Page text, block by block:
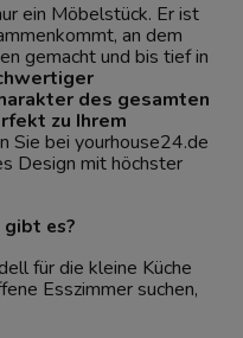
ein Möbelstück. Er ist
an dem
gemacht und bis tief in
des gesamten
zu Ihrem
Sie bei yourhouse24.de
Design mit höchster
gibt es?
für die kleine Küche
Esszimmer suchen,